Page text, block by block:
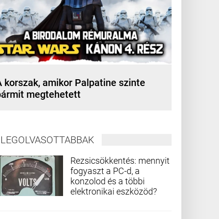
korszak, amikor Palpatine szinte
megtehetett
LEGOLVASOTTABBAK
Rezsicsökkentés: mennyit
fogyaszt a PC-d, a
konzolod és a többi
elektronikai eszközöd?